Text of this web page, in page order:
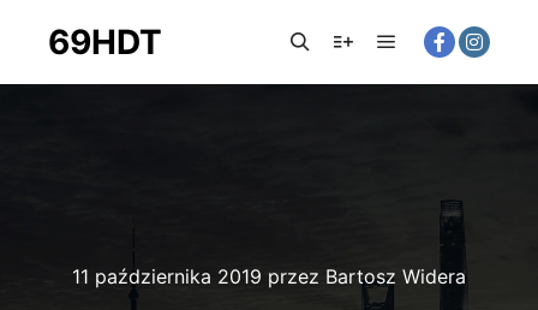
69HDT
11 października 2019 przez Bartosz Widera